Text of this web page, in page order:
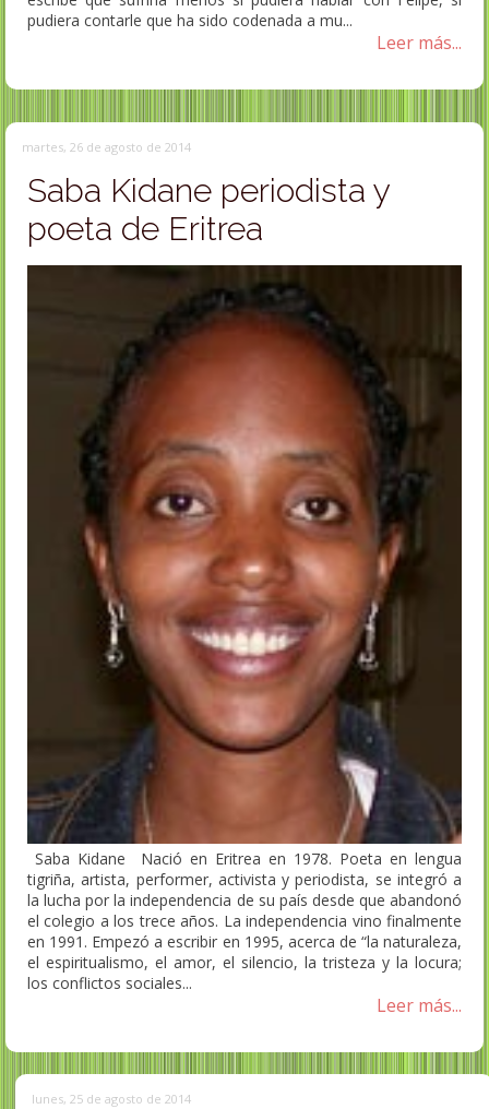
pudiera contarle que ha sido codenada a mu...
Leer más...
martes, 26 de agosto de 2014
Saba Kidane periodista y
poeta de Eritrea
Saba Kidane Nació en Eritrea en 1978. Poeta en lengua
tigriña, artista, performer, activista y periodista, se integró a
la lucha por la independencia de su país desde que abandonó
el colegio a los trece años. La independencia vino finalmente
en 1991. Empezó a escribir en 1995, acerca de “la naturaleza,
el espiritualismo, el amor, el silencio, la tristeza y la locura;
los conflictos sociales...
Leer más...
lunes, 25 de agosto de 2014